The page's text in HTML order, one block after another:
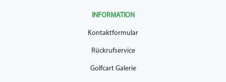
INFORMATION
Kontaktformular
Rückrufservice
Golfcart Galerie